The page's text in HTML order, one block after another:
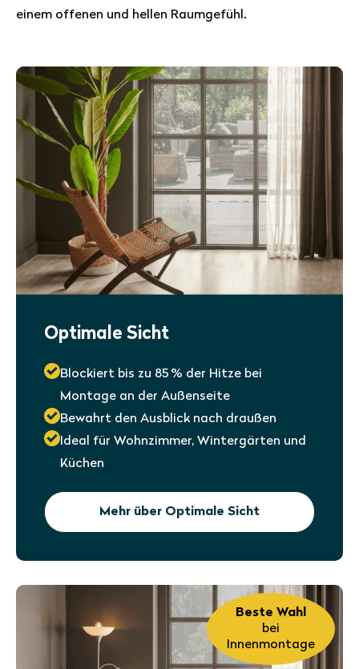
einem offenen und hellen Raumgefühl.
Optimale Sicht
Blockiert bis zu 85 % der Hitze bei
Montage an der Außenseite
Bewahrt den Ausblick nach draußen
Ideal für Wohnzimmer, Wintergärten und
Küchen
Mehr über Optimale Sicht
Beste Wahl
bei
Innenmontage